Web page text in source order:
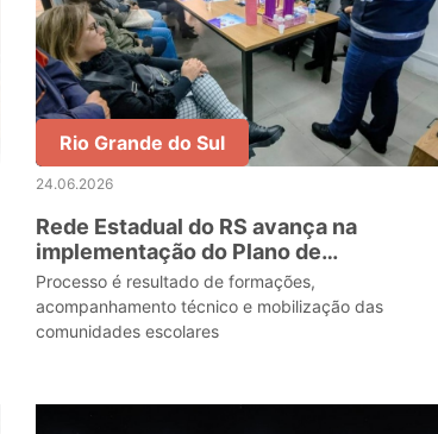
Rio Grande do Sul
24.06.2026
Rede Estadual do RS avança na
implementação do Plano de
Contingência Escolar para Eventos
Climáticos
Processo é resultado de formações,
acompanhamento técnico e mobilização das
comunidades escolares